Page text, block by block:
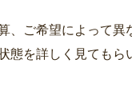
、ご希望によって異
態を詳しく見てもら